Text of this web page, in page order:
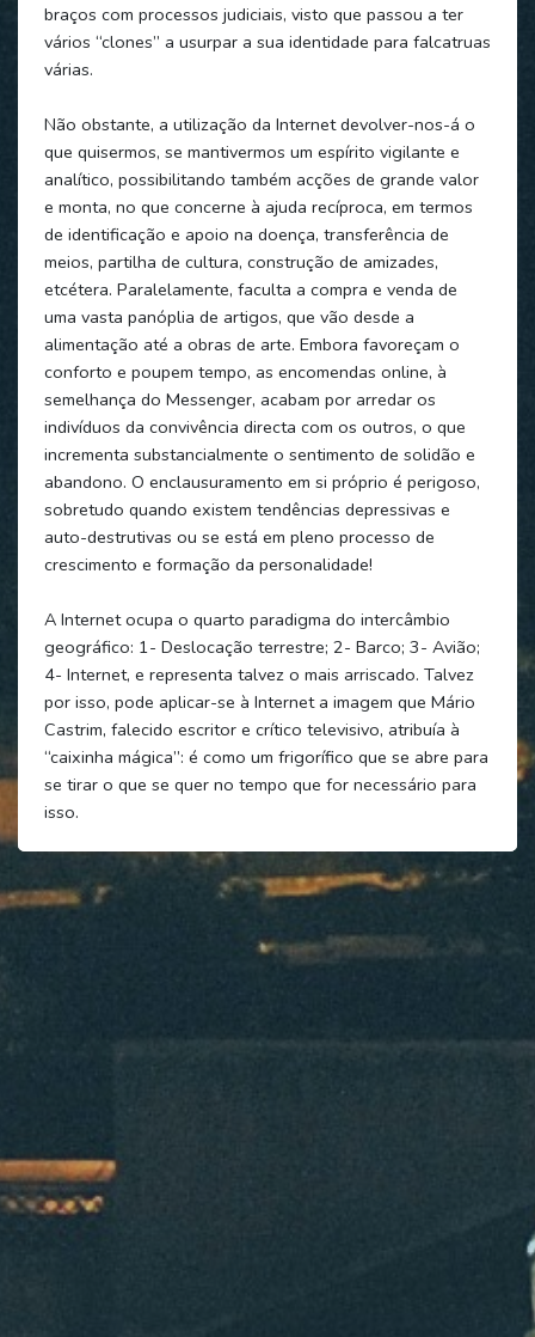
braços com processos judiciais, visto que passou a ter
vários “clones” a usurpar a sua identidade para falcatruas
várias.
Não obstante, a utilização da Internet devolver-nos-á o
que quisermos, se mantivermos um espírito vigilante e
analítico, possibilitando também acções de grande valor
e monta, no que concerne à ajuda recíproca, em termos
de identificação e apoio na doença, transferência de
meios, partilha de cultura, construção de amizades,
etcétera. Paralelamente, faculta a compra e venda de
uma vasta panóplia de artigos, que vão desde a
alimentação até a obras de arte. Embora favoreçam o
conforto e poupem tempo, as encomendas online, à
semelhança do Messenger, acabam por arredar os
indivíduos da convivência directa com os outros, o que
incrementa substancialmente o sentimento de solidão e
abandono. O enclausuramento em si próprio é perigoso,
sobretudo quando existem tendências depressivas e
auto-destrutivas ou se está em pleno processo de
crescimento e formação da personalidade!
A Internet ocupa o quarto paradigma do intercâmbio
geográfico: 1- Deslocação terrestre; 2- Barco; 3- Avião;
4- Internet, e representa talvez o mais arriscado. Talvez
por isso, pode aplicar-se à Internet a imagem que Mário
Castrim, falecido escritor e crítico televisivo, atribuía à
“caixinha mágica”: é como um frigorífico que se abre para
se tirar o que se quer no tempo que for necessário para
isso.